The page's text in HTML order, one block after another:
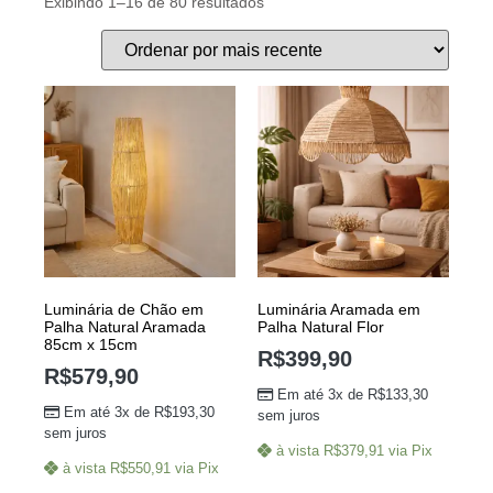
Luminária de Chão em
Palha Natural Aramada
85cm x 15cm
R$579,90
Em até 3x de R$193,30
sem juros
à vista R$550,91 via Pix
Luminária Aramada em
Palha Natural Flor
R$399,90
Em até 3x de R$133,30
sem juros
à vista R$379,91 via Pix